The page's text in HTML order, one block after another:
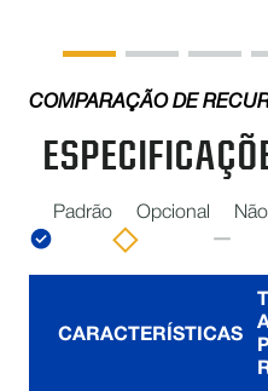
COMPARAÇÃO DE
Padrão Opcional
CARACTERÍSTICAS